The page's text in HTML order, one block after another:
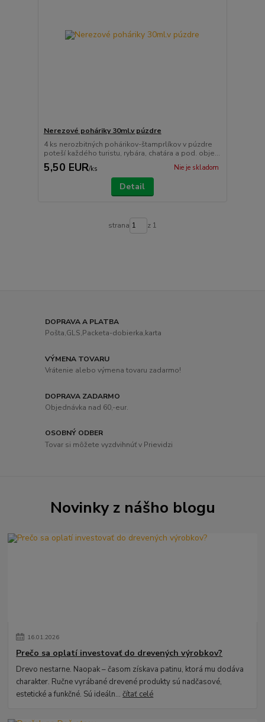
Nerezové poháriky 30ml.v púzdre
4 ks nerozbitných pohárikov-štamprlíkov v púzdre
poteší každého turistu, rybára, chatára a pod. obje...
5,50 EUR/ks Nie je skladom
Detail
strana z 1
DOPRAVA A PLATBA
Pošta,GLS,Packeta-dobierka,karta
VÝMENA TOVARU
Vrátenie alebo výmena tovaru zadarmo!
DOPRAVA ZADARMO
Objednávka nad 60,-eur.
OSOBNÝ ODBER
Tovar si môžete vyzdvihnúť v Prievidzi
Novinky z nášho blogu
16.01.2026
Prečo sa oplatí investovať do drevených výrobkov?
Drevo nestarne. Naopak – časom získava patinu, ktorá mu dodáva
charakter. Ručne vyrábané drevené produkty sú nadčasové,
estetické a funkčné. Sú ideáln...čítať celé